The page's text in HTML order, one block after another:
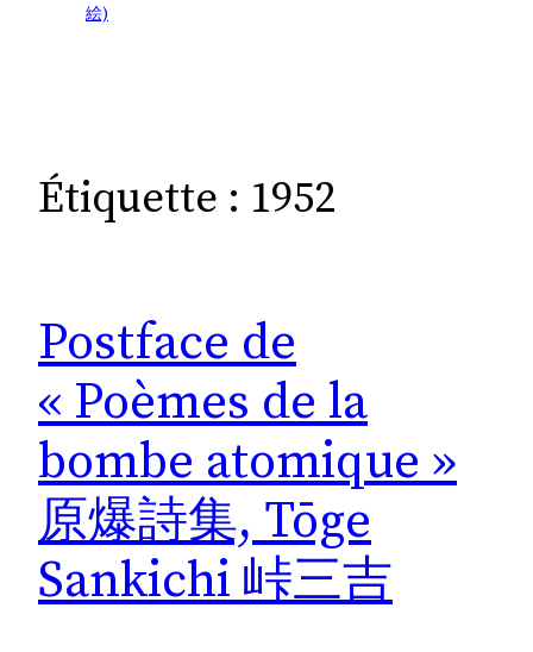
絵)
Étiquette : 1952
Postface de
« Poèmes de la
bombe atomique »
原爆詩集, Tōge
Sankichi 峠三吉